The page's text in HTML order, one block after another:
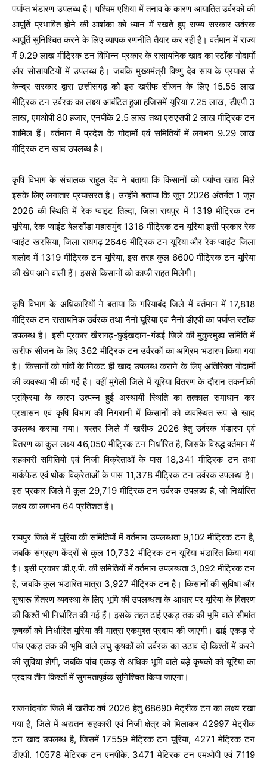
पर्याप्त भंडारण उपलब्ध है। पश्चिम एशिया में तनाव के कारण आयातित उर्वरकों की
आपूर्ति प्रभावित होने की आशंका को ध्यान में रखते हुए राज्य सरकार उर्वरक
आपूर्ति सुनिश्चित करने के लिए व्यापक रणनीति तैयार कर रही है। वर्तमान में राज्य
में 9.29 लाख मीट्रिक टन विभिन्न प्रकार के रासायनिक खाद का स्टॉक गोदामों
और सोसायटियों में उपलब्ध है। जबकि मुख्यमंत्री विष्णु देव साय के प्रयास से
केन्द्र सरकार द्वारा छत्तीसगढ़ को इस खरीफ सीजन के लिए 15.55 लाख
मीट्रिक टन उर्वरक का लक्ष्य आबंटित हुआ हजिसमें यूरिया 7.25 लाख, डीएपी 3
लाख, एमओपी 80 हजार, एनपीके 2.5 लाख तथा एसएसपी 2 लाख मीट्रिक टन
शामिल हैं। वर्तमान में प्रदेश के गोदामों एवं समितियों में लगभग 9.29 लाख
मीट्रिक टन खाद उपलब्ध है।
कृषि विभाग के संचालक राहुल देव ने बताया कि किसानों को पर्याप्त खाद्य मिले
इसके लिए लगातार प्रयासरत है। उन्होंने बताया कि जून 2026 अंतर्गत 1 जून
2026 की स्थिति में रेक प्वाइंट तिल्दा, जिला रायपुर में 1319 मीट्रिक टन
यूरिया, रेक प्वाइंट बेलसोंडा महासमुंद 1316 मीट्रिक टन यूरिया इसी प्रकार रेक
प्वाइंट खरसिया, जिला रायगढ़ 2646 मीट्रिक टन यूरिया और रेक प्वाइंट जिला
बालोद में 1319 मीट्रिक टन यूरिया, इस तरह कुल 6600 मीट्रिक टन यूरिया
की खेप आने वाली हैं। इससे किसानों को काफी राहत मिलेगी।
कृषि विभाग के अधिकारियों ने बताया कि गरियाबंद जिले में वर्तमान में 17,818
मीट्रिक टन रासायनिक उर्वरक तथा नैनो यूरिया एवं नैनो डीएपी का पर्याप्त स्टॉक
उपलब्ध है। इसी प्रकार खैरागढ़-छुईखदान-गंडई जिले की मुकुरमुडा समिति में
खरीफ सीजन के लिए 362 मीट्रिक टन उर्वरकों का अग्रिम भंडारण किया गया
है। किसानों को गांवों के निकट ही खाद उपलब्ध कराने के लिए अतिरिक्त गोदामों
की व्यवस्था भी की गई है। वहीं मुंगेली जिले में यूरिया वितरण के दौरान तकनीकी
प्रक्रिया के कारण उत्पन्न हुई अस्थायी स्थिति का तत्काल समाधान कर
प्रशासन एवं कृषि विभाग की निगरानी में किसानों को व्यवस्थित रूप से खाद
उपलब्ध कराया गया। बस्तर जिले में खरीफ 2026 हेतु उर्वरक भंडारण एवं
वितरण का कुल लक्ष्य 46,050 मीट्रिक टन निर्धारित है, जिसके विरुद्ध वर्तमान में
सहकारी समितियों एवं निजी विक्रेताओं के पास 18,341 मीट्रिक टन तथा
मार्कफेड एवं थोक विक्रेताओं के पास 11,378 मीट्रिक टन उर्वरक उपलब्ध है।
इस प्रकार जिले में कुल 29,719 मीट्रिक टन उर्वरक उपलब्ध है, जो निर्धारित
लक्ष्य का लगभग 64 प्रतिशत है।
रायपुर जिले में यूरिया की समितियों में वर्तमान उपलब्धता 9,102 मीट्रिक टन है,
जबकि संग्रहण केंद्रों से कुल 10,732 मीट्रिक टन यूरिया भंडारित किया गया
है। इसी प्रकार डी.ए.पी. की समितियों में वर्तमान उपलब्धता 3,092 मीट्रिक टन
है, जबकि कुल भंडारित मात्रा 3,927 मीट्रिक टन है। किसानों की सुविधा और
सुचारू वितरण व्यवस्था के लिए भूमि की उपलब्धता के आधार पर यूरिया के वितरण
की किश्तें भी निर्धारित की गई हैं। इसके तहत ढाई एकड़ तक की भूमि वाले सीमांत
कृषकों को निर्धारित यूरिया की मात्रा एकमुश्त प्रदाय की जाएगी। ढाई एकड़ से
पांच एकड़ तक की भूमि वाले लघु कृषकों को उर्वरक का उठाव दो किश्तों में करने
की सुविधा होगी, जबकि पांच एकड़ से अधिक भूमि वाले बड़े कृषकों को यूरिया का
प्रदाय तीन किश्तों में सुगमतापूर्वक सुनिश्चित किया जाएगा।
राजनांदगांव जिले में खरीफ वर्ष 2026 हेतु 68690 मेट्रीक टन का लक्ष्य रखा
गया है, जिले में अद्यतन सहकारी एवं निजी क्षेत्र को मिलाकर 42997 मेट्रीक
टन खाद उपलब्ध है, जिसमें 17559 मेट्रिक टन यूरिया, 4271 मेट्रिक टन
डीएपी, 10578 मेट्रिक टन एनपीके, 3471 मेट्रिक टन एमओपी एवं 7119